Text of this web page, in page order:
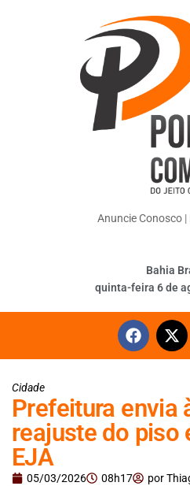
Anuncie Conosco|
Bahia
quinta-feira 6 de
Cidade
Prefeitura envia
reajuste do piso
EJA
05/03/2026 08h17 por